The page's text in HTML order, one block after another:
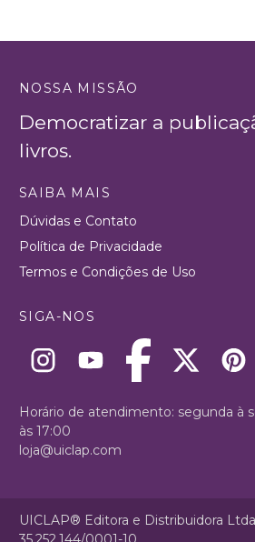
NOSSA MISSÃO
Democratizar a
livros.
SAIBA MAIS
Dúvidas e Contato
Política de Privacidade
Termos e Condições de Uso
SIGA-NOS
Horário de atendimento: segunda à
às 17:00
loja@uiclap.com
UICLAP® Editora e Distribuidora